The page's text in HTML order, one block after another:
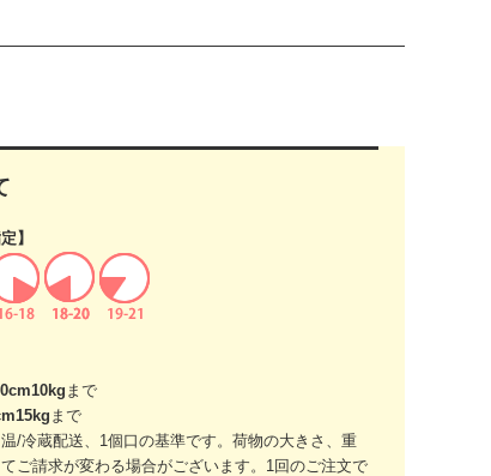
】
まで
まで
/冷蔵配送、1個口の基準です。 荷物の大きさ、重
ご請求が変わる場合がございます。 1回のご注文で